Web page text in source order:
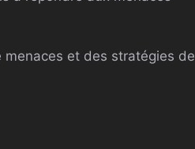
et des stratégies de